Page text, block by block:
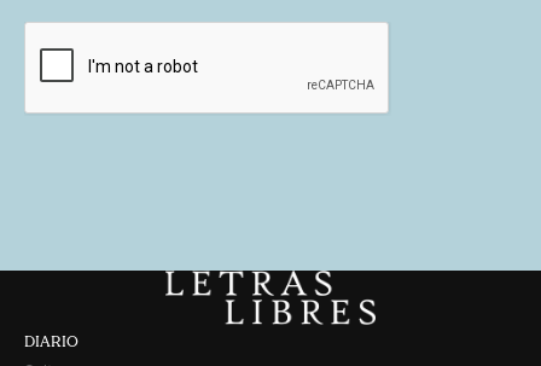
DIARIO